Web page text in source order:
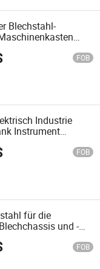
Blechstahl-
FOB
Industrie
Instrument
Gehäuse
Chassis
FOB
für die
und -
FOB